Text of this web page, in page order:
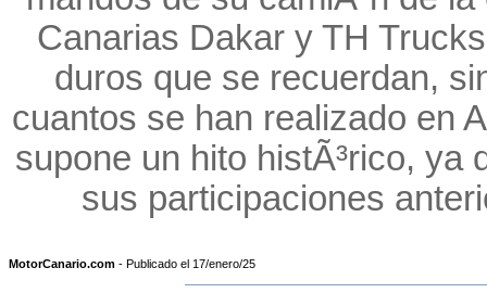
Canarias Dakar y TH
duros que se recuerdan,
cuantos se han realizado en
supone un hito histÃ³rico, ya
sus participaciones
MotorCanario.com - Publicado el 17/enero/25